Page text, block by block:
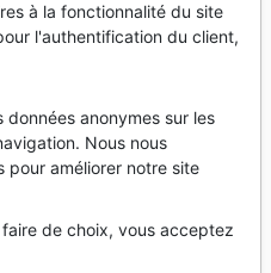
tune
Témoignages
à la fonctionnalité du site
l'authentification du client,
anonymes sur les
Nous nous
pour améliorer notre site
de choix, vous acceptez